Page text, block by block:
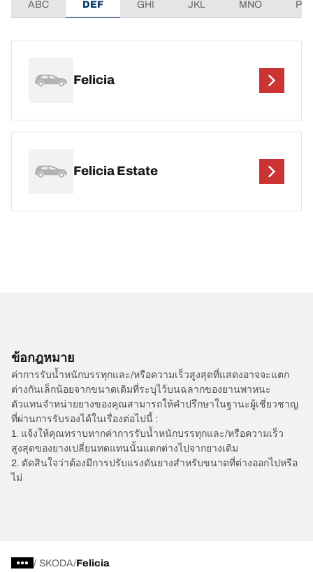
ABC DEF GHI JKL MNO
Felicia
Felicia Estate
ข้อกฎหมาย
ค่าการรับน้ำหนักบรรทุกและ/หรือความเร็วสูงสุดที่แสดงอาจจะแตก
ต่างกันเล็กน้อยจากขนาดเดิมที่ระบุไว้บนฉลากของยานพาหนะ
ตัวแทนจำหน่ายยางของคุณสามารถให้คำปรึกษาในฐานะผู้เชี่ยวชาญ
ที่ผ่านการรับรองได้ในเรื่องต่อไปนี้ :
1. แจ้งให้คุณทราบหากค่าการรับน้ำหนักบรรทุกและ/หรือความเร็ว
สูงสุดของยางเปลี่ยนทดแทนนั้นแตกต่างไปจากยางเดิม
2. ตัดสินใจว่าต้องมีการปรับแรงดันยางสำหรับขนาดที่ต่างออกไปหรือ
ไม่
/ SKODA Felicia